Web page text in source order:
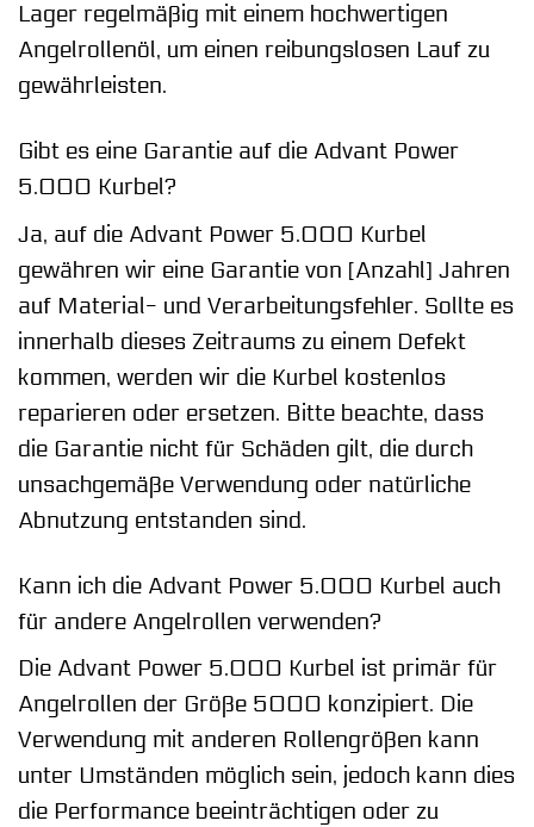
Lager regelmäßig mit einem hochwertigen
Angelrollenöl, um einen reibungslosen Lauf zu
gewährleisten.
Gibt es eine Garantie auf die Advant Power
5.000 Kurbel?
Ja, auf die Advant Power 5.000 Kurbel
gewähren wir eine Garantie von [Anzahl] Jahren
auf Material- und Verarbeitungsfehler. Sollte es
innerhalb dieses Zeitraums zu einem Defekt
kommen, werden wir die Kurbel kostenlos
reparieren oder ersetzen. Bitte beachte, dass
die Garantie nicht für Schäden gilt, die durch
unsachgemäße Verwendung oder natürliche
Abnutzung entstanden sind.
Kann ich die Advant Power 5.000 Kurbel auch
für andere Angelrollen verwenden?
Die Advant Power 5.000 Kurbel ist primär für
Angelrollen der Größe 5000 konzipiert. Die
Verwendung mit anderen Rollengrößen kann
unter Umständen möglich sein, jedoch kann dies
die Performance beeinträchtigen oder zu